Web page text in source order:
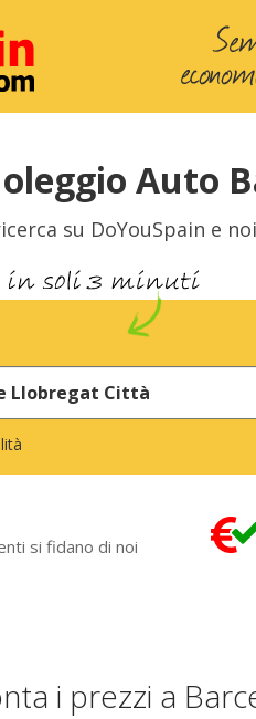
Auto
su DoYouSpain e
si fidano di noi
i prezzi a